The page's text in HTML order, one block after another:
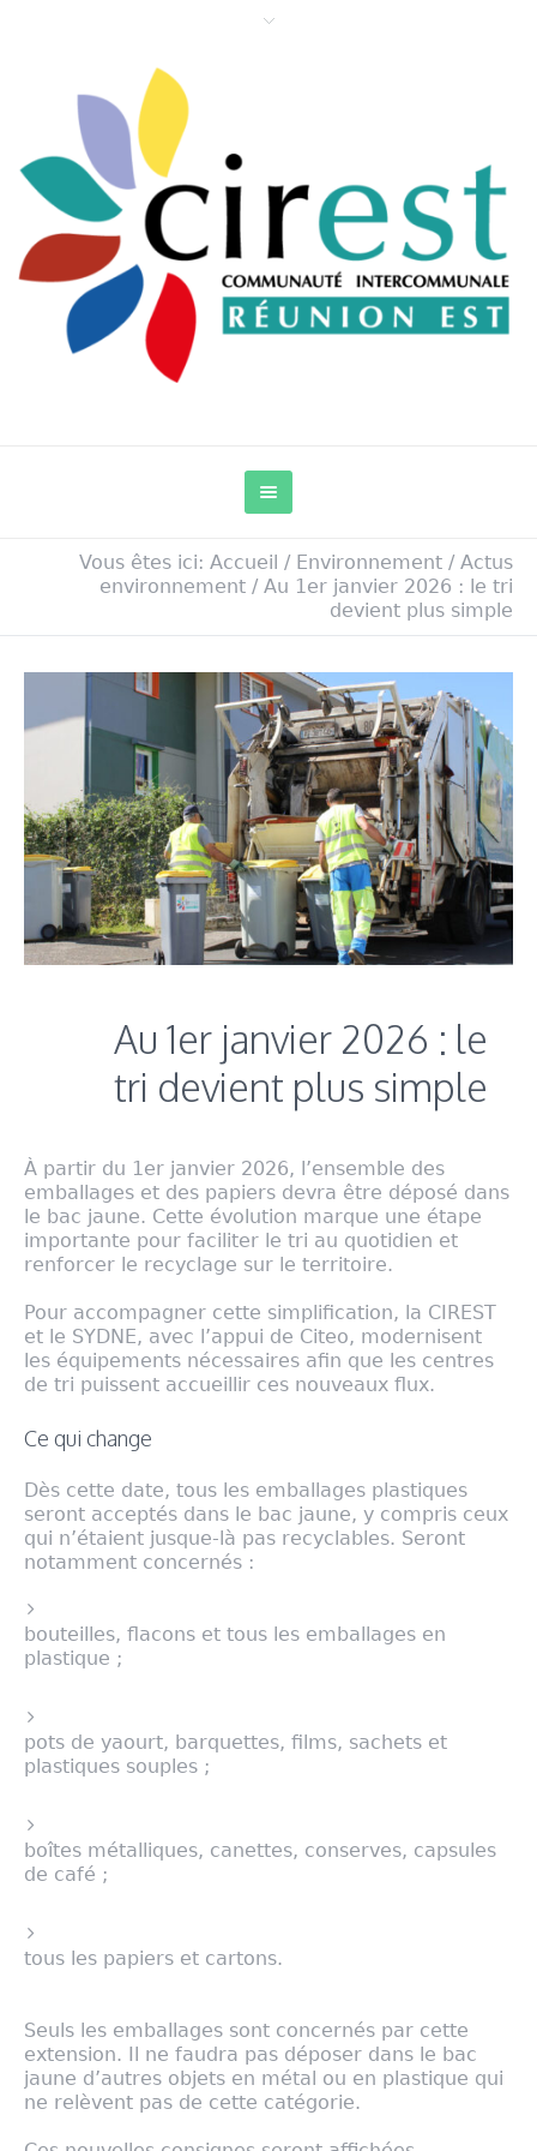
Vous êtes ici: Accueil / Environnement / Actus
environnement / Au 1er janvier 2026 : le tri
devient plus simple
Au 1er janvier 2026 : le
tri devient plus simple
À partir du 1er janvier 2026, l’ensemble des
emballages et des papiers devra être déposé dans
le bac jaune. Cette évolution marque une étape
importante pour faciliter le tri au quotidien et
renforcer le recyclage sur le territoire.
Pour accompagner cette simplification, la CIREST
et le SYDNE, avec l’appui de Citeo, modernisent
les équipements nécessaires afin que les centres
de tri puissent accueillir ces nouveaux flux.
Ce qui change
Dès cette date, tous les emballages plastiques
seront acceptés dans le bac jaune, y compris ceux
qui n’étaient jusque-là pas recyclables. Seront
notamment concernés :
bouteilles, flacons et tous les emballages en
plastique ;
pots de yaourt, barquettes, films, sachets et
plastiques souples ;
boîtes métalliques, canettes, conserves, capsules
de café ;
tous les papiers et cartons.
Seuls les emballages sont concernés par cette
extension. Il ne faudra pas déposer dans le bac
jaune d’autres objets en métal ou en plastique qui
ne relèvent pas de cette catégorie.